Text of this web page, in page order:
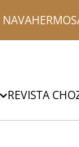
REVISTA